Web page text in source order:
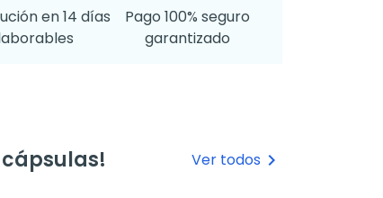
en 14 días
Pago 100% seguro
garantizado
Ver todos keyboard_arrow_right